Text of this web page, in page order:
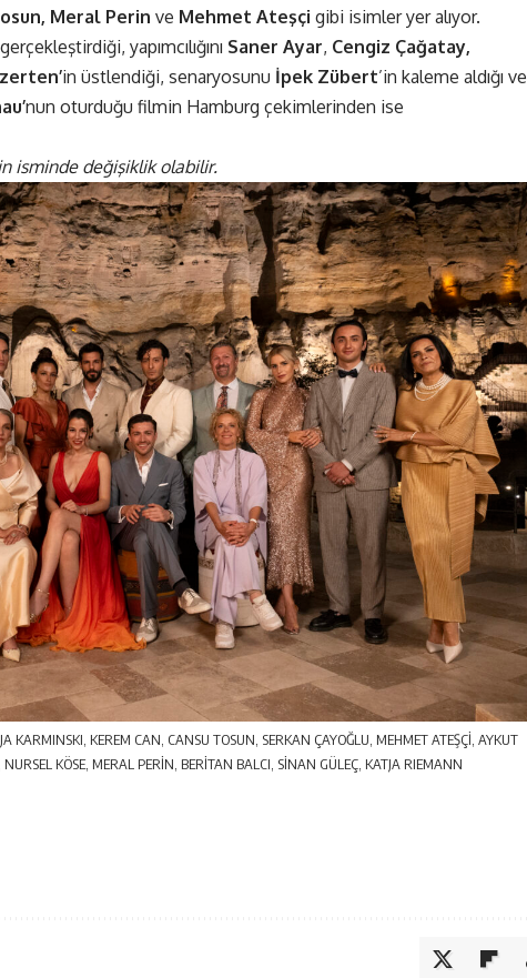
Meral Perin ve Mehmet Ateşçi gibi isimler yer alıyor.
yapımcılığını Saner Ayar, Cengiz Çağatay,
in üstlendiği, senaryosunu İpek Zübert’in kaleme aldığı ve
nun oturduğu filmin Hamburg çekimlerinden ise
isminde değişiklik olabilir.
KARMINSKI, KEREM CAN, CANSU TOSUN, SERKAN ÇAYOĞLU, MEHMET ATEŞÇİ, AYKUT
KÖSE, MERAL PERİN, BERİTAN BALCI, SİNAN GÜLEÇ, KATJA RIEMANN